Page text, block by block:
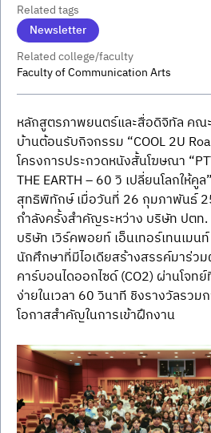
Related tags
Newsletter
Related college/faculty
Faculty of Communication Arts
หลักสูตรภาพยนตร์และสื่อดิจิทัล คณ
บ้านต้อนรับกิจกรรม “COOL 2U
โครงการประกวดหนังสั้นโฆษณา
THE EARTH – 60 วิ เปลี่ยนโลกให้
สุทธิพิทักษ์ เมื่อวันที่ 26 กุมภาพันธ์
กำลังครั้งสำคัญระหว่าง บริษัท ปตท.
บริษัท เวิร์คพอยท์ เอ็นเทอร์เทนเมน
นักศึกษาที่มีไอเดียสร้างสรรค์มาร่
คาร์บอนไดออกไซด์ (CO2) ผ่านโจท
ง่ายในเวลา 60 วินาที ชิงรางวัลรว
โอกาสสำคัญในการเข้าฝึกงาน